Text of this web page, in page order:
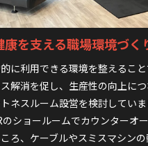
を支える職場環境づく
に利用できる環境を整えるこ
解消を促し、生産性の向上に
ネスルーム設営を検討してい
のショールームでカウンターオ
ろ、ケーブルやスミスマシン